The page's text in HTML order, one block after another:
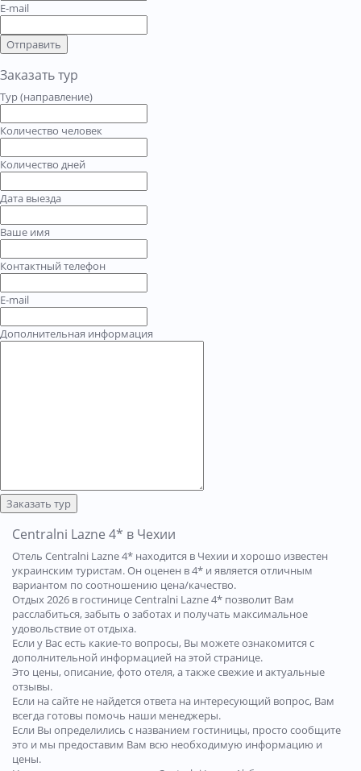
E-mail
Отправить
Заказать тур
Тур (направление)
Количество человек
Количество дней
Дата выезда
Ваше имя
Контактный телефон
E-mail
Дополнительная информация
Заказать тур
Centralni Lazne 4* в Чехии
Отель Centralni Lazne 4* находится в Чехии и хорошо известен
украинским туристам. Он оценен в 4* и является отличным
вариантом по соотношению цена/качество.
Отдых 2026 в гостинице Centralni Lazne 4* позволит Вам
расслабиться, забыть о заботах и получать максимальное
удовольствие от отдыха.
Если у Вас есть какие-то вопросы, Вы можете ознакомится с
дополнительной информацией на этой странице.
Это цены, описание, фото отеля, а также свежие и актуальные
отзывы.
Если на сайте не найдется ответа на интересующий вопрос, Вам
всегда готовы помочь наши менеджеры.
Если Вы определились с названием гостиницы, просто сообщите
это и мы предоставим Вам всю необходимую информацию и
цены.